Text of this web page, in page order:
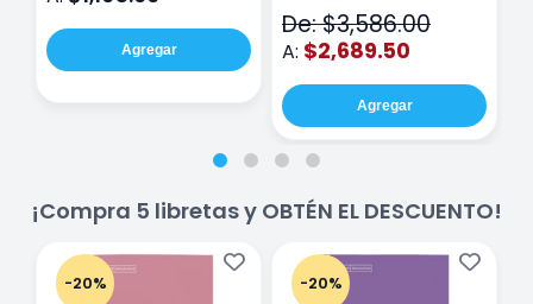
Agregar
De: $3,586.00
A: $2,689.50
Agregar
¡Compra 5 libretas y OBTÉN EL DESCUENTO!
-20% -20%